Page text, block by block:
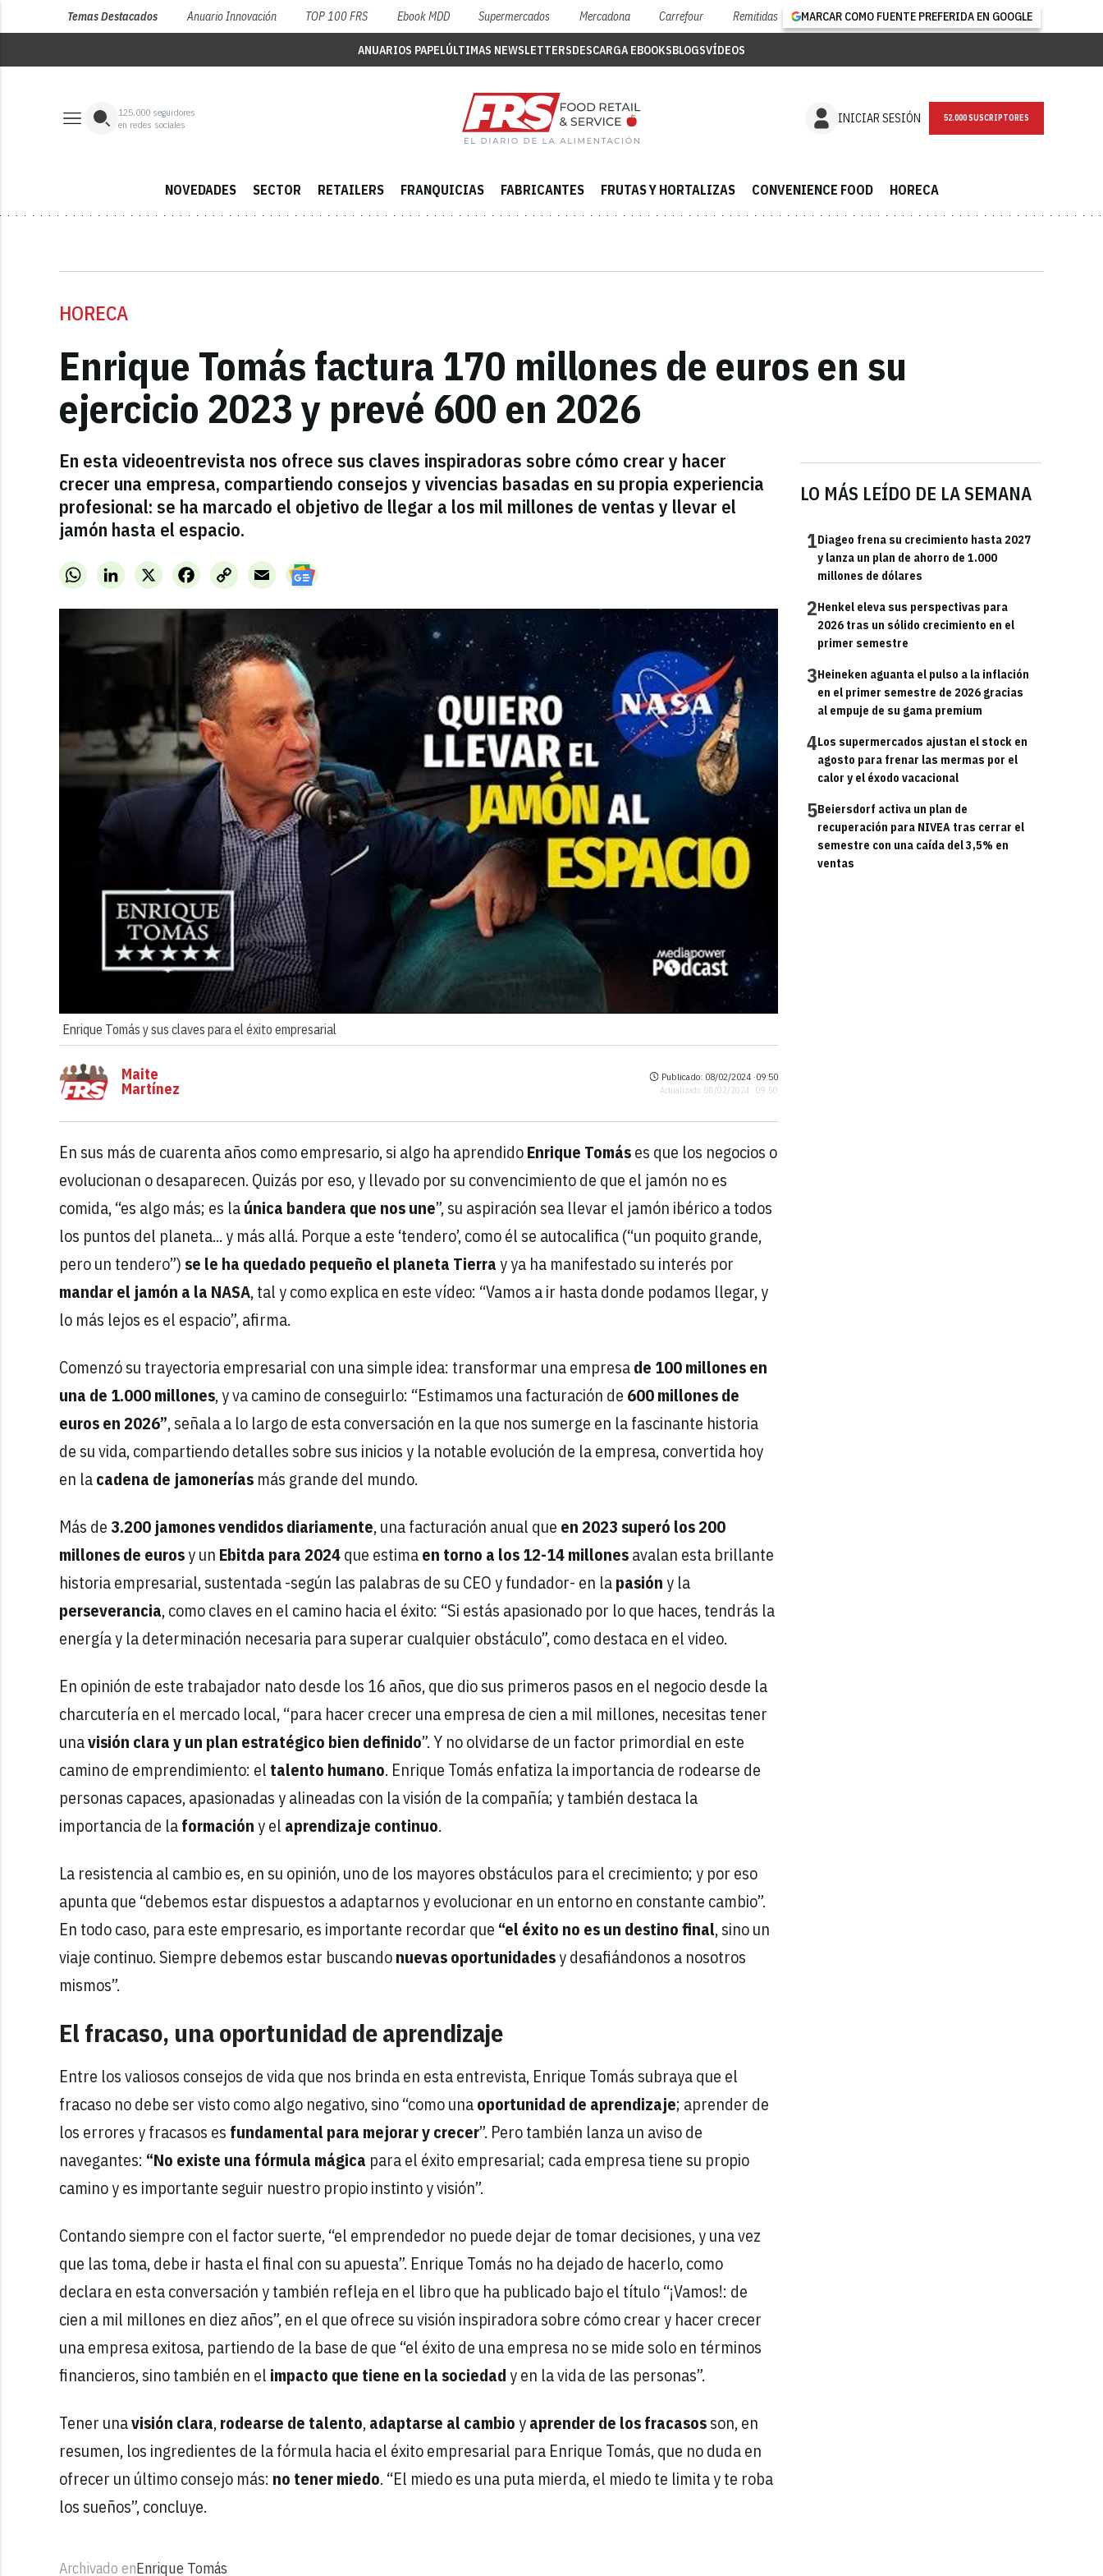
Temas Destacados Anuario Innovación TOP 100 FRS Ebook MDD Supermercados Mercadona Carrefour Remitidas MARCAR COMO FUENTE PREFERIDA EN GOOGLE
ANUARIOS PAPELÚLTIMAS NEWSLETTERSDESCARGA EBOOKSBLOGSVÍDEOS
125,000 seguidores
en redes sociales
INICIAR SESIÓN NEWSLETTER
NOVEDADES SECTOR RETAILERS FRANQUICIAS FABRICANTES FRUTAS Y HORTALIZAS CONVENIENCE FOOD HORECA
HORECA
Enrique Tomás factura 170 millones de euros en su
ejercicio 2023 y prevé 600 en 2026
En esta videoentrevista nos ofrece sus claves inspiradoras sobre cómo crear y hacer
crecer una empresa, compartiendo consejos y vivencias basadas en su propia experiencia
profesional: se ha marcado el objetivo de llegar a los mil millones de ventas y llevar el
jamón hasta el espacio.
WhatsAppLinkedInX FacebookCopy
Link
Email
Enrique Tomás y sus claves para el éxito empresarial
LO MÁS LEÍDO DE LA SEMANA
1Diageo frena su crecimiento hasta 2027
y lanza un plan de ahorro de 1.000
millones de dólares
2Henkel eleva sus perspectivas para
2026 tras un sólido crecimiento en el
primer semestre
3Heineken aguanta el pulso a la inflación
en el primer semestre de 2026 gracias
al empuje de su gama premium
4Los supermercados ajustan el stock en
agosto para frenar las mermas por el
calor y el éxodo vacacional
5Beiersdorf activa un plan de
recuperación para NIVEA tras cerrar el
semestre con una caída del 3,5% en
ventas
Maite
Martínez
Publicado: 08/02/2024 ·09:50
Actualizado: 08/02/2024 · 09:50
En sus más de cuarenta años como empresario, si algo ha aprendidoEnrique Tomáses que los negocios o
evolucionan o desaparecen. Quizás por eso, y llevado por su convencimiento de que el jamón no es
comida, “es algo más; es laúnica bandera que nos une”, su aspiración sea llevar el jamón ibérico a todos
los puntos del planeta... y más allá. Porque a este ‘tendero’, como él se autocalifica (“un poquito grande,
pero un tendero”) se le ha quedado pequeño el planeta Tierray ya ha manifestado su interés por
mandar el jamón a la NASA, tal y como explica en este vídeo: “Vamos a ir hasta donde podamos llegar, y
lo más lejos es el espacio”, afirma.
Comenzó su trayectoria empresarial con una simple idea: transformar una empresade 100 millones en
una de 1.000 millones, y va camino de conseguirlo: “Estimamos una facturación de 600 millones de
euros en 2026”, señala a lo largo de esta conversación en la que nos sumerge en la fascinante historia
de su vida, compartiendo detalles sobre sus inicios y la notable evolución de la empresa, convertida hoy
en lacadena de jamonerías más grande del mundo.
Más de3.200 jamones vendidos diariamente, una facturación anual que en 2023 superó los 200
millones de eurosy un Ebitda para 2024que estimaen torno a los 12-14 millonesavalan esta brillante
historia empresarial, sustentada -según las palabras de su CEO y fundador- en lapasióny la
perseverancia, como claves en el camino hacia el éxito: “Si estás apasionado por lo que haces, tendrás la
energía y la determinación necesaria para superar cualquier obstáculo”, como destaca en el video.
En opinión de este trabajador nato desde los 16 años, que dio sus primeros pasos en el negocio desde la
charcutería en el mercado local, “para hacer crecer una empresa de cien a mil millones, necesitas tener
unavisión clara y un plan estratégico bien definido”. Y no olvidarse de un factor primordial en este
camino de emprendimiento: el talento humano. Enrique Tomás enfatiza la importancia de rodearse de
personas capaces, apasionadas y alineadas con la visión de la compañía; y también destaca la
importancia de laformacióny el aprendizaje continuo.
La resistencia al cambio es, en su opinión, uno de los mayores obstáculos para el crecimiento; y por eso
apunta que “debemos estar dispuestos a adaptarnos y evolucionar en un entorno en constante cambio”.
En todo caso, para este empresario, es importante recordar que “el éxito no es un destino final, sino un
viaje continuo. Siempre debemos estar buscandonuevas oportunidadesy desafiándonos a nosotros
mismos”.
El fracaso, una oportunidad de aprendizaje
Entre los valiosos consejos de vida que nos brinda en esta entrevista, Enrique Tomás subraya que el
fracaso no debe ser visto como algo negativo, sino “como unaoportunidad de aprendizaje; aprender de
los errores y fracasos es fundamental para mejorar y crecer”. Pero también lanza un aviso de
navegantes: “No existe una fórmula mágica para el éxito empresarial; cada empresa tiene su propio
camino y es importante seguir nuestro propio instinto y visión”.
Contando siempre con el factor suerte, “el emprendedor no puede dejar de tomar decisiones, y una vez
que las toma, debe ir hasta el final con su apuesta”. Enrique Tomás no ha dejado de hacerlo, como
declara en esta conversación y también refleja en el libro que ha publicado bajo el título “¡Vamos!: de
cien a mil millones en diez años”, en el que ofrece su visión inspiradora sobre cómo crear y hacer crecer
una empresa exitosa, partiendo de la base de que “el éxito de una empresa no se mide solo en términos
financieros, sino también en el impacto que tiene en la sociedady en la vida de las personas”.
Tener unavisión clara,rodearse de talento,adaptarse al cambioyaprender de los fracasosson, en
resumen, los ingredientes de la fórmula hacia el éxito empresarial para Enrique Tomás, que no duda en
ofrecer un último consejo más: no tener miedo. “El miedo es una puta mierda, el miedo te limita y te roba
los sueños”, concluye.
Archivado enEnrique Tomás